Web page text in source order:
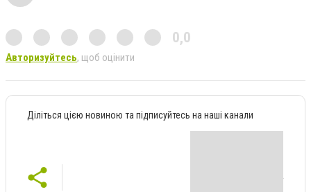
0,0
Авторизуйтесь, щоб оцінити
Діліться цією новиною та підписуйтесь на наші канали